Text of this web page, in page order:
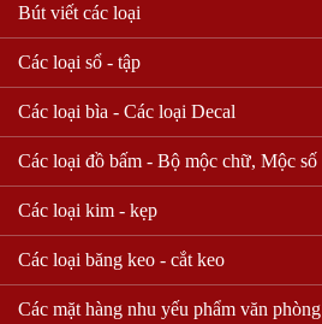
Bút viết các loại
Các loại sổ - tập
Các loại bìa - Các loại Decal
Các loại đồ bấm - Bộ mộc chữ, Mộc số
Các loại kim - kẹp
Các loại băng keo - cắt keo
Các mặt hàng nhu yếu phẩm văn phòng